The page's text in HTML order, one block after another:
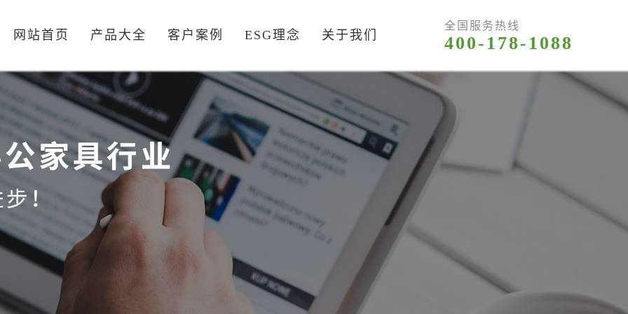
网站首页 产品大全 客户案例 ESG理念 关于我们
全国服务热线
400-178-1088